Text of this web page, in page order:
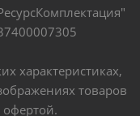
характеристиках,
товаров
офертой.